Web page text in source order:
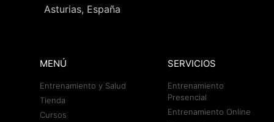
Asturias, España
MENÚ
Entrenamiento y Salud
Tienda
Cursos
SERVICIOS
Entrenamiento
Presencial
Entrenamiento Online